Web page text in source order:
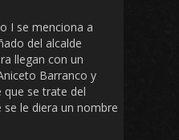
I se menciona a
del alcalde
llegan con un
Barranco y
que se trate del
le diera un nombre